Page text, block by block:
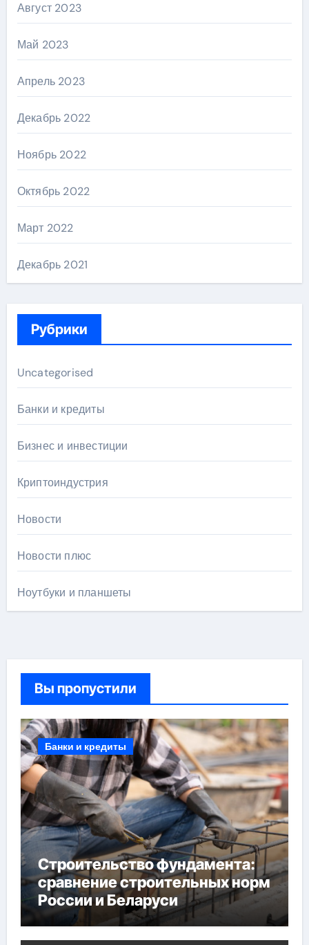
Август 2023
Май 2023
Апрель 2023
Декабрь 2022
Ноябрь 2022
Октябрь 2022
Март 2022
Декабрь 2021
Рубрики
Uncategorised
Банки и кредиты
Бизнес и инвестиции
Криптоиндустрия
Новости
Новости плюс
Ноутбуки и планшеты
Вы пропустили
Банки и кредиты
Строительство фундамента:
сравнение строительных норм
России и Беларуси